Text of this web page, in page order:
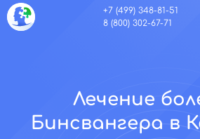
+7 (499) 348-81-51
8 (800) 302-67-71
Лечение
Бинсвангера в